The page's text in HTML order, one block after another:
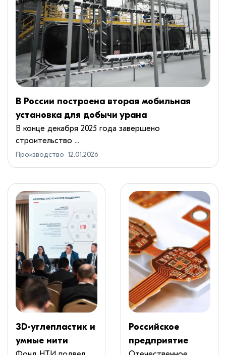
В России построена вторая мобильная
установка для добычи урана
В конце декабря 2025 года завершено
строительство ...
Производство 12.01.2026
3D-углепластик и
умные нити
Российское
предприятие